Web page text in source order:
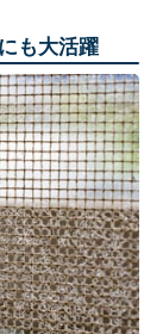
も大活躍